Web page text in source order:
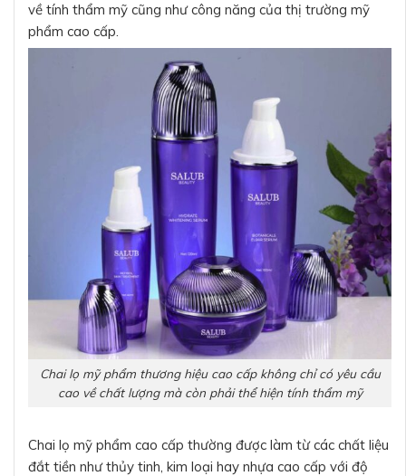
về tính thẩm mỹ cũng như công năng của thị trường mỹ
phẩm cao cấp.
Chai lọ mỹ phẩm thương hiệu cao cấp không chỉ có yêu cầu
cao về chất lượng mà còn phải thể hiện tính thẩm mỹ
Chai lọ mỹ phẩm cao cấp thường được làm từ các chất liệu
đắt tiền như thủy tinh, kim loại hay nhựa cao cấp với độ